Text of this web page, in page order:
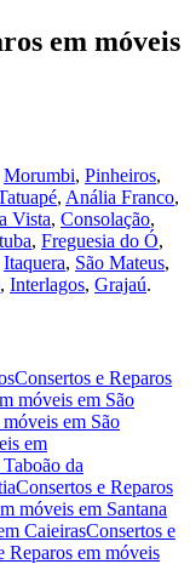
em móveis
Morumbi, Pinheiros,
, Anália Franco,
Vista, Consolação,
, Freguesia do Ó,
Itaquera, São Mateus,
, Interlagos, Grajaú.
Consertos e Reparos
móveis em São
móveis em São
em
Taboão da
Consertos e Reparos
móveis em Santana
CaieirasConsertos e
Reparos em móveis